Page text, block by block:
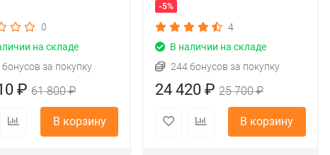
0
на складе
бонусов за покупку
₽61 800 ₽
В корзину
-5%
4
В наличии на складе
244 бонусов за покупку
24 420 ₽25 700 ₽
В корзину